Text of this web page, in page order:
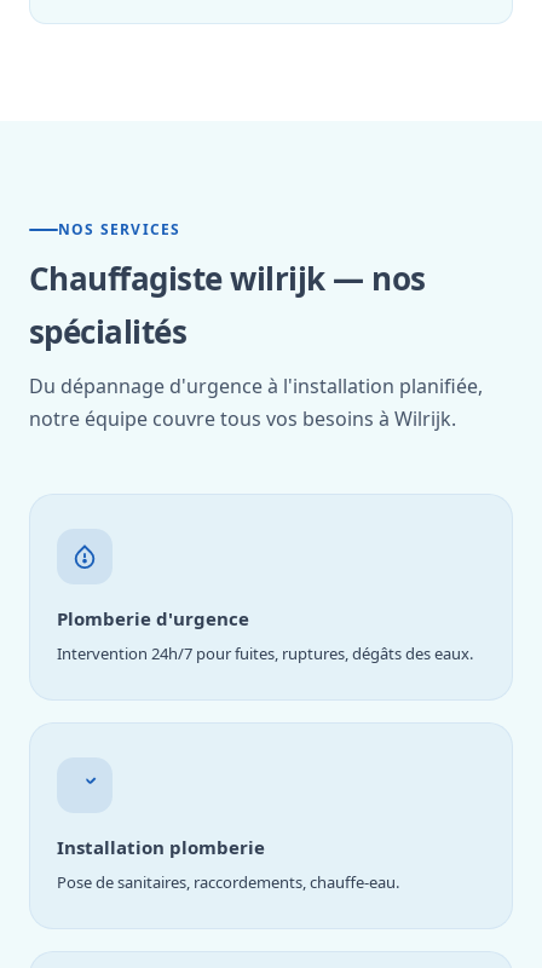
NOS SERVICES
Chauffagiste wilrijk — nos
spécialités
Du dépannage d'urgence à l'installation planifiée,
notre équipe couvre tous vos besoins à Wilrijk.
Plomberie d'urgence
Intervention 24h/7 pour fuites, ruptures, dégâts des eaux.
Installation plomberie
Pose de sanitaires, raccordements, chauffe-eau.